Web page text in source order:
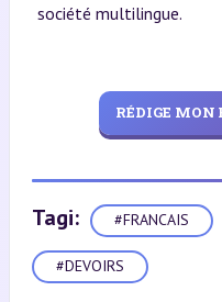
société multilingue.
RÉDIGE MON
Tagi: #FRANCAIS
#DEVOIRS